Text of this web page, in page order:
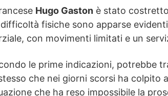
Hugo Gaston è stato
fisiche sono apparse
con movimenti limitati e un
le prime indicazioni, potrebbe
che nei giorni scorsi ha colpito
che ha reso impossibile la